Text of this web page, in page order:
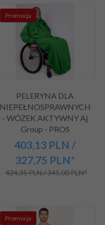
Promocja
PELERYNA DLA
NIEPEŁNOSPRAWNYCH
- WÓZEK AKTYWNY Aj
Group - PROS
403,13 PLN /
327,75 PLN*
424,35 PLN / 345,00 PLN*
Promocja